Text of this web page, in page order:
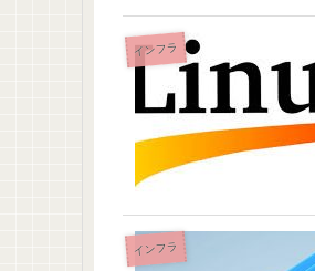
インフラ
インフラ